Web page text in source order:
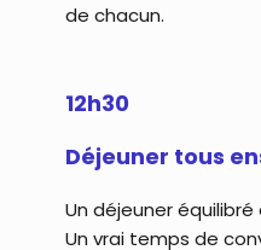
de chacun.
12h30
Déjeuner tous
Un déjeuner
Un vrai temps de